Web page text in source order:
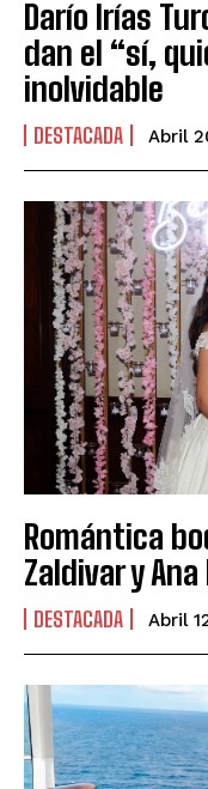
Darío Irías
dan el “sí,
inolvidable
DESTACADA Abril
Romántica
Zaldivar y
DESTACADA Abril